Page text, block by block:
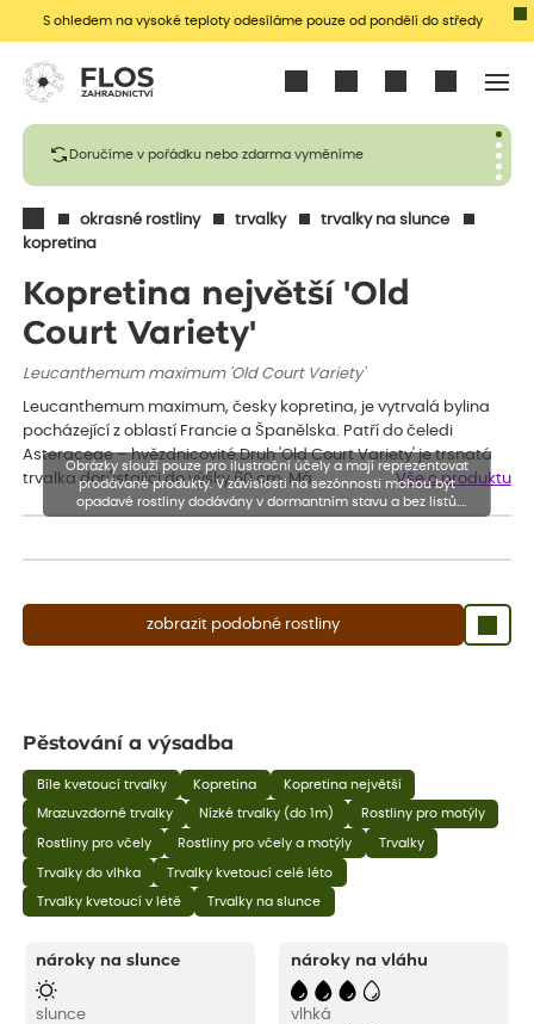
S ohledem na vysoké teploty odesíláme pouze od pondělí do středy
Doručíme v pořádku nebo zdarma vyměníme
okrasné rostliny trvalky
trvalky na slunce
kopretina
Kopretina největší 'Old
Court Variety'
Leucanthemum maximum 'Old Court Variety'
Leucanthemum maximum, česky kopretina, je vytrvalá bylina
pocházející z oblastí Francie a Španělska. Patří do čeledi
Asteraceae – hvězdnicovité.Druh 'Old Court Variety' je trsnatá
trvalka dorůstající do výšky 60 cm. Má…
Vše o produktu
zobrazit podobné rostliny
Obrázky slouží pouze pro ilustrační účely a mají reprezentovat
prodávané produkty. V závislosti na sezónnosti mohou být
opadavé rostliny dodávány v dormantním stavu a bez listů.
Rostliny mohou být také sestřiženy níže, než je uvedená výška,
Pěstování a výsadba
Bíle kvetoucí trvalky Kopretina Kopretina největší
Mrazuvzdorné trvalky Nízké trvalky (do 1m) Rostliny pro motýly
Rostliny pro včely Rostliny pro včely a motýly Trvalky
Trvalky do vlhka Trvalky kvetoucí celé léto
Trvalky kvetoucí v létě Trvalky na slunce
nároky na slunce
slunce
nároky na vláhu
vlhká